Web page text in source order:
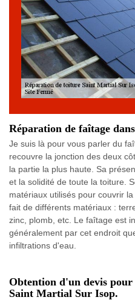
Réparation de faîtage
Je suis là pour vous parler du
recouvre la jonction des deux
la partie la plus haute. Sa
et la solidité de toute la toiture.
matériaux utilisés pour couvrir
fait de différents matériaux :
zinc, plomb, etc. Le faîtage est
généralement par cet endroit
infiltrations d'eau.
Obtention d'un devis
Saint Martial Sur Isop.